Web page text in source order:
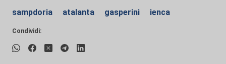
sampdoria atalanta gasperini ienca
Condividi: